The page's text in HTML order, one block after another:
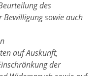
des
Bewilligung sowie auch
auf Auskunft,
der